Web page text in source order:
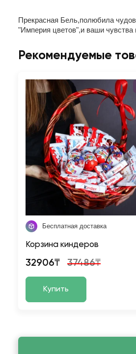
Прекрасная Бель,полюбила
"Империя цветов",и ваши чувства
Рекомендуемые
Бесплатная доставка
Корзина киндеров
32906₸ 37486₸
Купить